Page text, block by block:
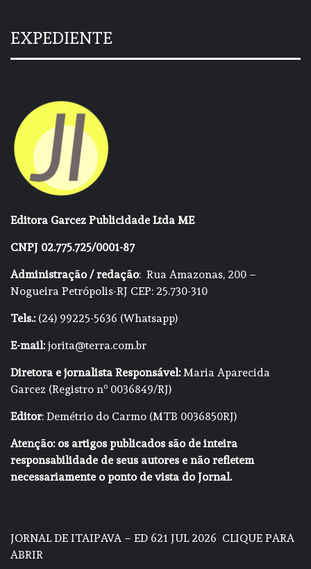
EXPEDIENTE
Editora Garcez Publicidade Ltda ME
CNPJ 02.775.725/0001-87
Administração / redação: Rua Amazonas, 200 –
Nogueira Petrópolis-RJ CEP: 25.730-310
Tels.:(24) 99225-5636 (Whatsapp)
E-mail:jorita@terra.com.br
Diretora e jornalista Responsável:Maria Aparecida
Garcez (Registro nº 0036849/RJ)
Editor: Demétrio do Carmo (MTB 0036850RJ)
Atenção: os artigos publicados são de inteira
responsabilidade de seus autores e não refletem
necessariamente o ponto de vista do Jornal.
JORNAL DE ITAIPAVA – ED 621 JUL 2026 CLIQUE PARA
ABRIR